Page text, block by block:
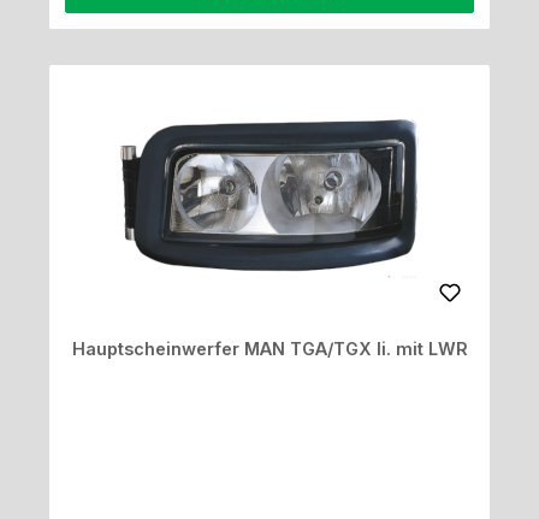
Hauptscheinwerfer MAN TGA/TGX li. mit LWR